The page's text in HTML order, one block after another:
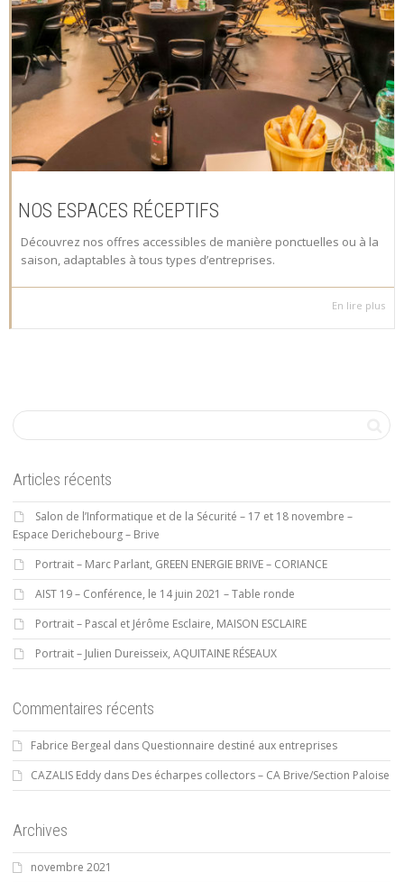
NOS ESPACES RÉCEPTIFS
Découvrez nos offres accessibles de manière ponctuelles ou à la
saison, adaptables à tous types d’entreprises.
En lire plus
Articles récents
Salon de l’Informatique et de la Sécurité – 17 et 18 novembre –
Espace Derichebourg – Brive
Portrait – Marc Parlant, GREEN ENERGIE BRIVE – CORIANCE
AIST 19 – Conférence, le 14 juin 2021 – Table ronde
Portrait – Pascal et Jérôme Esclaire, MAISON ESCLAIRE
Portrait – Julien Dureisseix, AQUITAINE RÉSEAUX
Commentaires récents
Fabrice Bergeal dans Questionnaire destiné aux entreprises
CAZALIS Eddy dans Des écharpes collectors – CA Brive/Section Paloise
Archives
novembre 2021